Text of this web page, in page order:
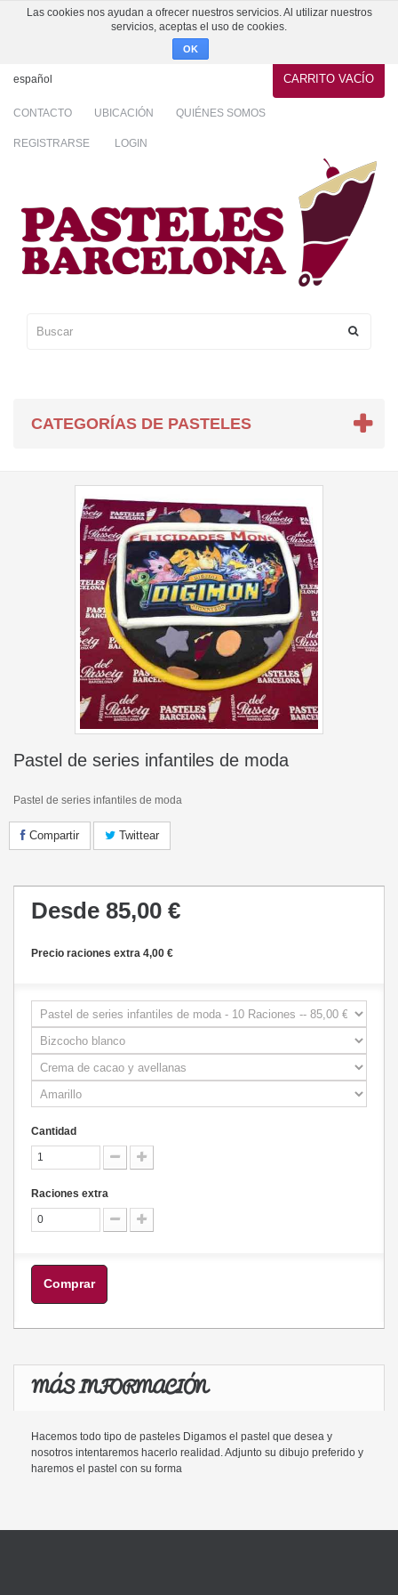
Las cookies nos ayudan a ofrecer nuestros servicios. Al utilizar nuestros
servicios, aceptas el uso de cookies.
OK
CARRITO VACÍO
español
CONTACTO UBICACIÓN QUIÉNES SOMOS
REGISTRARSE LOGIN
CATEGORÍAS DE PASTELES
Pastel de series infantiles de moda
Pastel de series infantiles de moda
Compartir Twittear
Desde 85,00 €
Precio raciones extra 4,00 €
Cantidad
Raciones extra
Comprar
MÁS INFORMACIÓN
Hacemos todo tipo de pasteles Digamos el pastel que desea y
nosotros intentaremos hacerlo realidad. Adjunto su dibujo preferido y
haremos el pastel con su forma